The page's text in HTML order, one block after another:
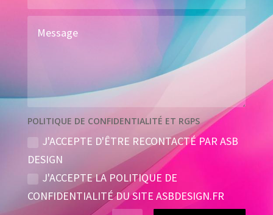
POLITIQUE DE CONFIDENTIALITÉ ET RGPS
J'ACCEPTE D'ÊTRE RECONTACTÉ PAR ASB
DESIGN
J'ACCEPTE LA POLITIQUE DE
CONFIDENTIALITÉ DU SITE ASBDESIGN.FR